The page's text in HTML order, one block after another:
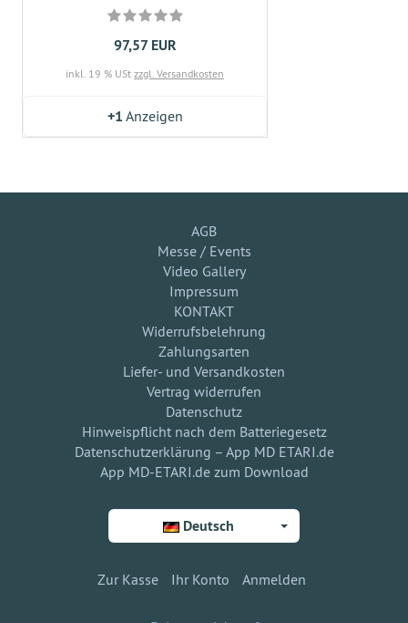
97,57 EUR
inkl. 19 % USt zzgl. Versandkosten
+1 Anzeigen
AGB
Messe / Events
Video Gallery
Impressum
KONTAKT
Widerrufsbelehrung
Zahlungsarten
Liefer- und Versandkosten
Vertrag widerrufen
Datenschutz
Hinweispflicht nach dem Batteriegesetz
Datenschutzerklärung – App MD ETARI.de
App MD-ETARI.de zum Download
Deutsch
Zur Kasse Ihr Konto Anmelden